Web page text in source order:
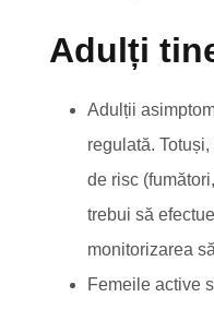
Adulți
Adulții
regulată.
de risc
trebui să
monitorizarea
Femeile active